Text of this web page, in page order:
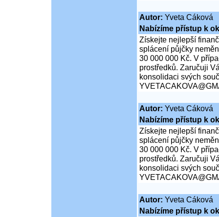
Autor: Yveta Cáková
Nabízíme přístup k
Získejte nejlepší
splácení půjčky
30 000 000 Kč. V
prostředků. Zaručuji
konsolidaci svých
Autor: Yveta Cáková
Nabízíme přístup k
Získejte nejlepší
splácení půjčky
30 000 000 Kč. V
prostředků. Zaručuji
konsolidaci svých
Autor: Yveta Cáková
Nabízíme přístup k